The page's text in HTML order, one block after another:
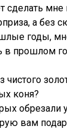
сделать
а без
годы,
в прошлом
коня?
обрезали
вам